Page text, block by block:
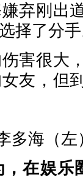
刚出
择了分
很大
友，但
多海（左
，在娱乐